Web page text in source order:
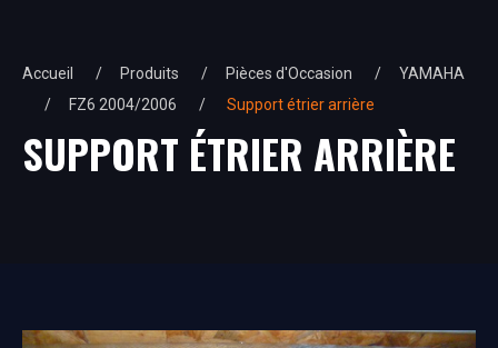
Accueil Produits Pièces d'Occasion
YAMAHA
FZ6 2004/2006
Support étrier arrière
SUPPORT ÉTRIER ARRIÈRE